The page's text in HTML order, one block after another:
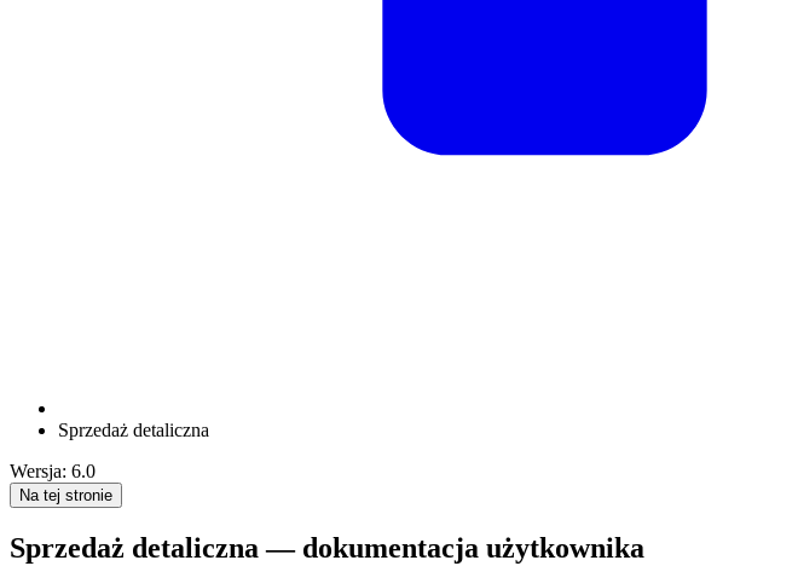
Sprzedaż detaliczna
Wersja: 6.0
Na tej stronie
Sprzedaż detaliczna — dokumentacja użytkownika